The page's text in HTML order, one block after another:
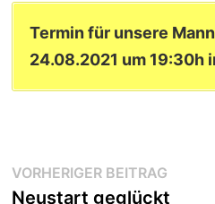
Termin für unsere
24.08.2021 um 19:30h
Beitragsnavigation
VORHERIGER BEITRAG
Neustart geglückt